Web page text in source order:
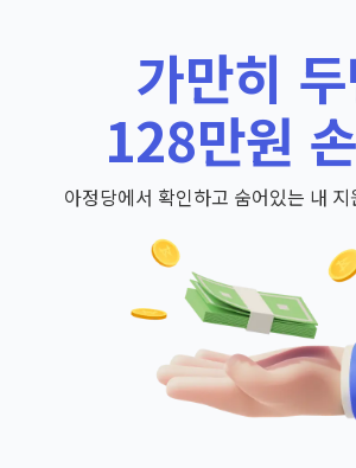
가만히
128만원
아정당에서 확인하고 숨어있는 내